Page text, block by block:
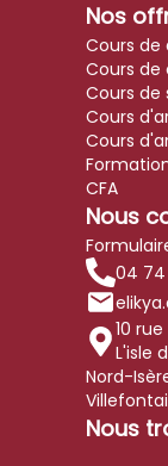
Nos
Cours de
Cours
Cours de
Cours
Cours
CFA
Nous
04 74
10
L'isle
Nord-
Nous